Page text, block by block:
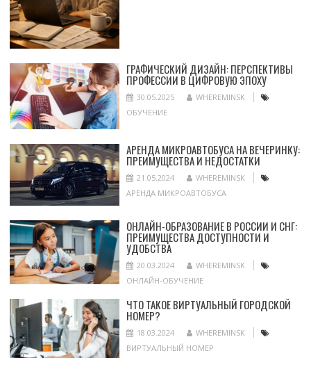
ГРАФИЧЕСКИЙ ДИЗАЙН: ПЕРСПЕКТИВЫ
ПРОФЕССИИ В ЦИФРОВУЮ ЭПОХУ
30.05.2025
WHEREMINSK
ОБУЧЕНИЕ
АРЕНДА МИКРОАВТОБУСА НА ВЕЧЕРИНКУ:
ПРЕИМУЩЕСТВА И НЕДОСТАТКИ
21.05.2024
WHEREMINSK
АРЕНДА МИКРОАВТОБУСА
ОНЛАЙН-ОБРАЗОВАНИЕ В РОССИИ И СНГ:
ПРЕИМУЩЕСТВА ДОСТУПНОСТИ И
УДОБСТВА
20.03.2024
WHEREMINSK
ОНЛАЙН-ОБУЧЕНИЕ
ЧТО ТАКОЕ ВИРТУАЛЬНЫЙ ГОРОДСКОЙ
НОМЕР?
18.03.2024
WHEREMINSK
ВИРТУАЛЬНЫЙ НОМЕР